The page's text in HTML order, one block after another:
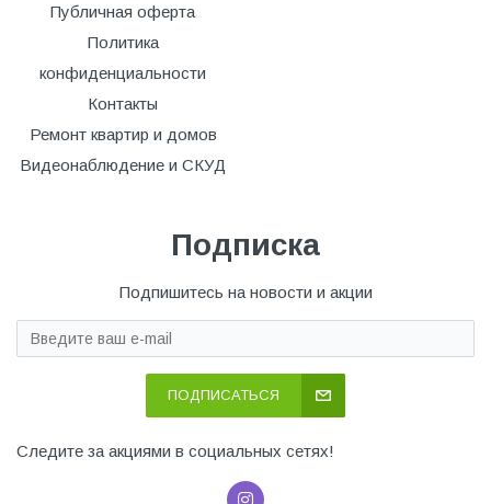
Публичная оферта
Политика
конфиденциальности
Контакты
Ремонт квартир и домов
Видеонаблюдение и СКУД
Подписка
Подпишитесь на новости и акции
ПОДПИСАТЬСЯ
Следите за акциями в социальных сетях!